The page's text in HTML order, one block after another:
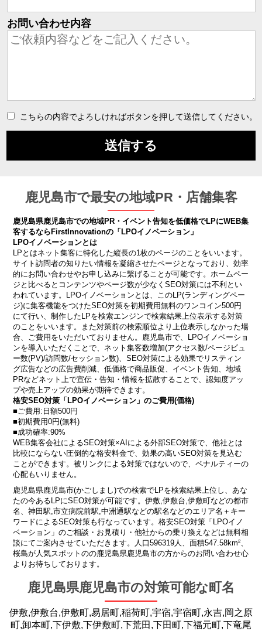
お問い合わせ内容
こちらの内容でよろしければボタンを押して送信してください。
鹿児島市で最安の地域PR・店舗集客
鹿児島県鹿児島市での地域PR・イベント告知を低価格でLPにWEB集
客するならFirstInnovationの「LPOイノベーション」
LPOイノベーションとは
LPとはネット集客に特化した縦長の1枚のページのことをいいます。
サイト訪問者の知りたい情報を凝縮させたページとなっており、効率
的にお問い合わせやお申し込みに繫げることが可能です。ホームペー
ジと比べるとコンテンツやページ数が少なくSEO対策には不利とい
われています。LPOイノベーションとは、このLP(ランディングペー
ジ)に集客機能をつけたSEO対策を初期費用無料のワンコイン500円
にて行い、制作したLPを検索エンジンで検索結果上位表示する対策
のことをいいます。また対策前の検索順位より上位表示しなかった場
合、ご費用をいただいておりません。鹿児島市で、LPOイノベーショ
ンを導入いただくことで、ネット集客数増加(アクセス数/ページビュ
ー数(PV)/訪問数/セッション数)、SEO対策による効果でリスティン
グ広告などの広告費削減、低価格で商品販促、イベント告知、地域
PRなどネット上で宣伝・告知・情報を拡散することで、認知度アッ
プや売上アップの効果が期待できます。
格安SEO対策「LPOイノベーション」のご費用(価格)
■ご費用:日額500円
■初期費用0円(無料)
■成功確率:90%
WEB集客会社によるSEO対策×AIによる外部SEO対策で、他社とは
比較にならない圧倒的な格安料金で、効果の高いSEO対策を見込む
ことができます。被リンクによる対策ではないので、ペナルティーの
心配もいりません。
鹿児島県鹿児島市(かごしまし)での検索でLPを検索結果上位し、あな
たの今あるLPにSEO対策が可能です。伊敷,伊敷台,伊敷町などの都市
名、神田駅,市立病院前駅,中洲通駅などの駅名などのエリア名＋キー
ワードによるSEO対策も行なっています。格安SEO対策「LPOイノ
ベーション」のご相談・お見積り・他社からの乗り換えなどは無料相
談にてご案内させていただきます。人口596319人、面積547.58km²、
桜島が人気スポットのの鹿児島県鹿児島市の方からのお問い合わせ心
よりお待ちしております。
鹿児島県鹿児島市の対策可能な町名
伊敷,伊敷台,伊敷町,易居町,稲荷町,宇宿,宇宿町,永吉,岡之原
町,卸本町,下伊敷,下伊敷町,下荒田,下田町,下福元町,下竜尾